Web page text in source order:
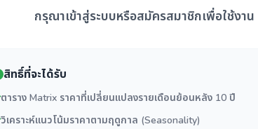
กรุณาเข้าสู่ระบบหรือสมัครสมาชิกเพื่อใช้งาน
สิทธิ์ที่จะได้รับ
ตาราง Matrix ราคาที่เปลี่ยนแปลงรายเดือนย้อนหลัง 10 ปี
วิเคราะห์แนวโน้มราคาตามฤดูกาล (Seasonality)